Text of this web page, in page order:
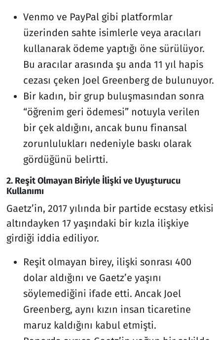
Venmo ve PayPal gibi platformlar
üzerinden sahte isimlerle veya aracıları
kullanarak ödeme yaptığı öne sürülüyor.
Bu aracılar arasında şu anda 11 yıl hapis
cezası çeken Joel Greenberg de bulunuyor.
Bir kadın, bir grup buluşmasından sonra
“öğrenim geri ödemesi” notuyla verilen
bir çek aldığını, ancak bunu finansal
zorunlulukları nedeniyle baskı olarak
gördüğünü belirtti.
2. Reşit Olmayan Biriyle İlişki ve Uyuşturucu
Kullanımı
Gaetz’in, 2017 yılında bir partide ecstasy etkisi
altındayken 17 yaşındaki bir kızla ilişkiye
girdiği iddia ediliyor.
Reşit olmayan birey, ilişki sonrası 400
dolar aldığını ve Gaetz’e yaşını
söylemediğini ifade etti. Ancak Joel
Greenberg, aynı kızın insan ticaretine
maruz kaldığını kabul etmişti.